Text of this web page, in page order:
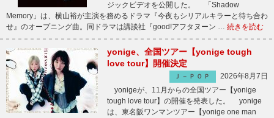
ジックビデオを公開した。 「Shadow
Memory」は、横山裕が主演を務めるドラマ『今夜もシリアルキラーと待ち合わ
せ』のオープニング曲。同ドラマは講談社『good!アフタヌーン … 続きを読む
yonige、全国ツアー【yonige tough
love tour】開催決定
Ｊ－ＰＯＰ
2026年8月7日
yonigeが、11月からの全国ツアー【yonige
tough love tour】の開催を発表した。 yonige
は、東名阪ワンマンツアー【yonige one man